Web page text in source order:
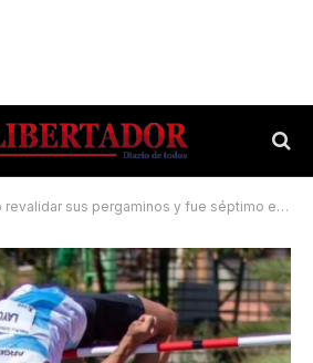
sus pergaminos y fue séptimo en el Sudamericano